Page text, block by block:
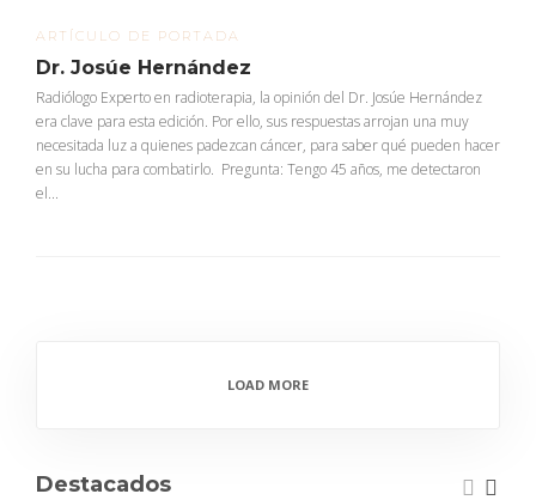
ARTÍCULO DE PORTADA
Dr. Josúe Hernández
Radiólogo Experto en radioterapia, la opinión del Dr. Josúe Hernández
era clave para esta edición. Por ello, sus respuestas arrojan una muy
necesitada luz a quienes padezcan cáncer, para saber qué pueden hacer
en su lucha para combatirlo. Pregunta: Tengo 45 años, me detectaron
el...
LOAD MORE
Destacados